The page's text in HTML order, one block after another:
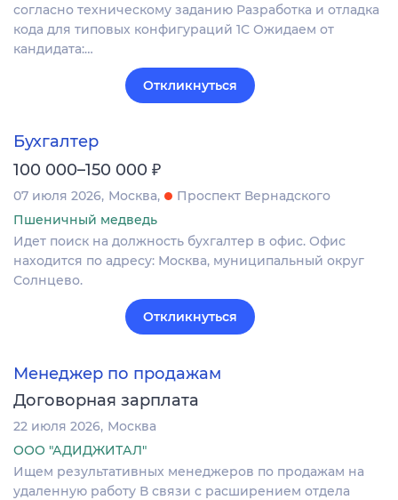
согласно техническому заданию Разработка и отладка
кода для типовых конфигураций 1С Ожидаем от
кандидата:…
Откликнуться
Бухгалтер
100 000–150 000 ₽
07 июля 2026 Москва
Проспект Вернадского
Пшеничный медведь
Идет поиск на должность бухгалтер в офис. Офис
находится по адресу: Москва, муниципальный округ
Солнцево.
Откликнуться
Менеджер по продажам
Договорная зарплата
22 июля 2026 Москва
ООО "АДИДЖИТАЛ"
Ищем результативных менеджеров по продажам на
удаленную работу В связи с расширением отдела